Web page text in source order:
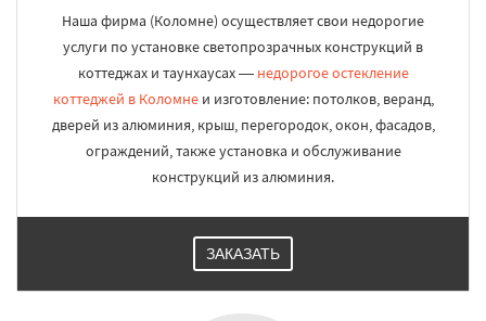
Наша фирма (Коломне) осуществляет свои недорогие
услуги по установке светопрозрачных конструкций в
коттеджах и таунхаусах — недорогое остекление
коттеджей в Коломнеи изготовление: потолков, веранд,
дверей из алюминия, крыш, перегородок, окон, фасадов,
ограждений, также установка и обслуживание
конструкций из алюминия.
ЗАКАЗАТЬ